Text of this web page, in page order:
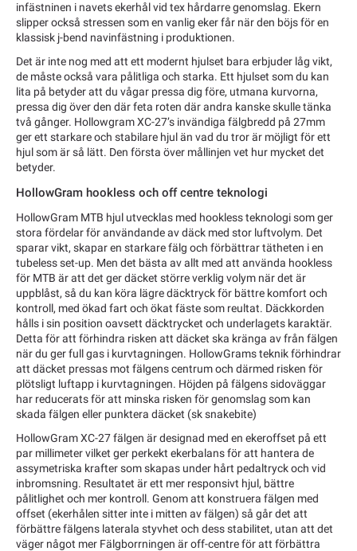
infästninen i navets ekerhål vid tex hårdarre genomslag. Ekern
slipper också stressen som en vanlig eker får när den böjs för en
klassisk j-bend navinfästning i produktionen.
Det är inte nog med att ett modernt hjulset bara erbjuder låg vikt,
de måste också vara pålitliga och starka. Ett hjulset som du kan
lita på betyder att du vågar pressa dig före, utmana kurvorna,
pressa dig över den där feta roten där andra kanske skulle tänka
två gånger. Hollowgram XC-27’s invändiga fälgbredd på 27mm
ger ett starkare och stabilare hjul än vad du tror är möjligt för ett
hjul som är så lätt. Den första över mållinjen vet hur mycket det
betyder.
HollowGram hookless och off centre teknologi
HollowGram MTB hjul utvecklas med hookless teknologi som ger
stora fördelar för användande av däck med stor luftvolym. Det
sparar vikt, skapar en starkare fälg och förbättrar tätheten i en
tubeless set-up. Men det bästa av allt med att använda hookless
för MTB är att det ger däcket större verklig volym när det är
uppblåst, så du kan köra lägre däcktryck för bättre komfort och
kontroll, med ökad fart och ökat fäste som reultat. Däckkorden
hålls i sin position oavsett däcktrycket och underlagets karaktär.
Detta för att förhindra risken att däcket ska kränga av från fälgen
när du ger full gas i kurvtagningen. HollowGrams teknik förhindrar
att däcket pressas mot fälgens centrum och därmed risken för
plötsligt luftapp i kurvtagningen. Höjden på fälgens sidoväggar
har reducerats för att minska risken för genomslag som kan
skada fälgen eller punktera däcket (sk snakebite)
HollowGram XC-27 fälgen är designad med en ekeroffset på ett
par millimeter vilket ger perkekt ekerbalans för att hantera de
assymetriska krafter som skapas under hårt pedaltryck och vid
inbromsning. Resultatet är ett mer responsivt hjul, bättre
pålitlighet och mer kontroll. Genom att konstruera fälgen med
offset (ekerhålen sitter inte i mitten av fälgen) så går det att
förbättre fälgens laterala styvhet och dess stabilitet, utan att det
väger något mer Fälgborrningen är off-centre för att förbättra